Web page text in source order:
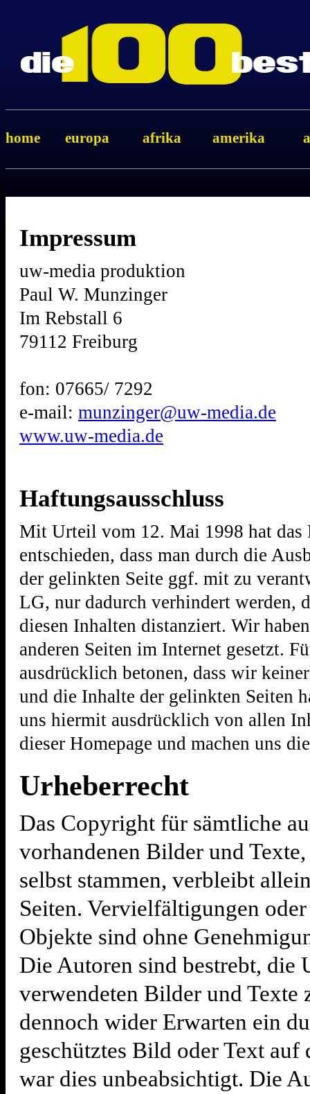
home europa afrika amerika
Impressum
uw-media produktion
Paul W. Munzinger
Im Rebstall 6
79112 Freiburg
fon: 07665/ 7292
e-mail: munzinger@uw-media.de
www.uw-media.de
Haftungsausschluss
Mit Urteil vom 12. Mai 1998 hat das
entschieden, dass man durch die
der gelinkten Seite ggf. mit zu
LG, nur dadurch verhindert werden,
diesen Inhalten distanziert. Wir
anderen Seiten im Internet gesetzt.
ausdrücklich betonen, dass wir
und die Inhalte der gelinkten Seiten
uns hiermit ausdrücklich von allen
dieser Homepage und machen uns
Urheberrecht
Das Copyright für sämtliche
vorhandenen Bilder und
selbst stammen, verbleibt
Seiten. Vervielfältigungen
Objekte sind ohne
Die Autoren sind bestrebt, die
verwendeten Bilder und Texte
dennoch wider Erwarten ein
geschütztes Bild oder Text auf
war dies unbeabsichtigt. Die